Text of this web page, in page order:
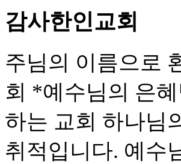
감사한인교회
주님의 이름으로
회 *예수님의 은
하는 교회 하나님
취적입니다. 예수